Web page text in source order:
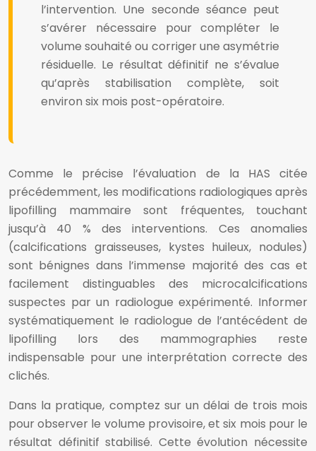
l’intervention. Une seconde séance peut
s’avérer nécessaire pour compléter le
volume souhaité ou corriger une asymétrie
résiduelle. Le résultat définitif ne s’évalue
qu’après stabilisation complète, soit
environ six mois post-opératoire.
Comme le précise l’évaluation de la HAS citée
précédemment, les modifications radiologiques après
lipofilling mammaire sont fréquentes, touchant
jusqu’à 40 % des interventions. Ces anomalies
(calcifications graisseuses, kystes huileux, nodules)
sont bénignes dans l’immense majorité des cas et
facilement distinguables des microcalcifications
suspectes par un radiologue expérimenté. Informer
systématiquement le radiologue de l’antécédent de
lipofilling lors des mammographies reste
indispensable pour une interprétation correcte des
clichés.
Dans la pratique, comptez sur un délai de trois mois
pour observer le volume provisoire, et six mois pour le
résultat définitif stabilisé. Cette évolution nécessite